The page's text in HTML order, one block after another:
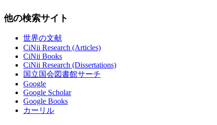
他の検索サイト
世界の文献
CiNii Research (Articles)
CiNii Books
CiNii Research (Dissertations)
国立国会図書館サーチ
Google
Google Scholar
Google Books
カーリル